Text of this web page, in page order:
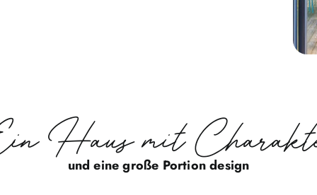
Haus mit
und eine große Portion design